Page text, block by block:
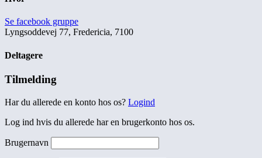
Se facebook gruppe
Lyngsoddevej 77, Fredericia, 7100
Deltagere
Tilmelding
Har du allerede en konto hos os? Logind
Log ind hvis du allerede har en brugerkonto hos os.
Brugernavn